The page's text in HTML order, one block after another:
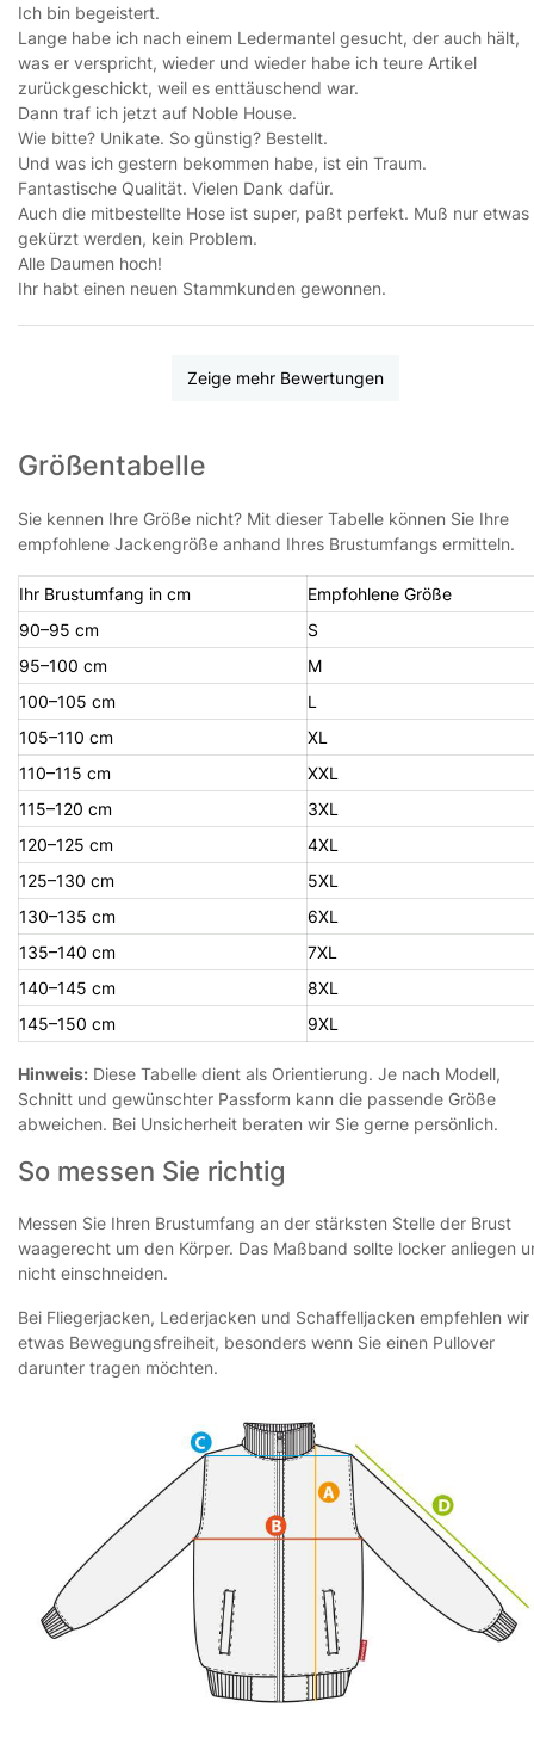
Ich bin begeistert.
Lange habe ich nach einem Ledermantel gesucht, der auch hält,
was er verspricht, wieder und wieder habe ich teure Artikel
zurückgeschickt, weil es enttäuschend war.
Dann traf ich jetzt auf Noble House.
Wie bitte? Unikate. So günstig? Bestellt.
Und was ich gestern bekommen habe, ist ein Traum.
Fantastische Qualität. Vielen Dank dafür.
Auch die mitbestellte Hose ist super, paßt perfekt. Muß nur etwas
gekürzt werden, kein Problem.
Alle Daumen hoch!
Ihr habt einen neuen Stammkunden gewonnen.
Zeige mehr Bewertungen
Größentabelle
Sie kennen Ihre Größe nicht? Mit dieser Tabelle können Sie Ihre
empfohlene Jackengröße anhand Ihres Brustumfangs ermitteln.
Ihr Brustumfang in cm
Empfohlene Größe
90–95 cm
S
95–100 cm
M
100–105 cm
L
105–110 cm
XL
110–115 cm
XXL
115–120 cm
3XL
120–125 cm
4XL
125–130 cm
5XL
130–135 cm
6XL
135–140 cm
7XL
140–145 cm
8XL
145–150 cm
9XL
Hinweis: Diese Tabelle dient als Orientierung. Je nach Modell,
Schnitt und gewünschter Passform kann die passende Größe
abweichen. Bei Unsicherheit beraten wir Sie gerne persönlich.
So messen Sie richtig
Messen Sie Ihren Brustumfang an der stärksten Stelle der Brust
waagerecht um den Körper. Das Maßband sollte locker anliegen
nicht einschneiden.
Bei Fliegerjacken, Lederjacken und Schaffelljacken empfehlen wir
etwas Bewegungsfreiheit, besonders wenn Sie einen Pullover
darunter tragen möchten.